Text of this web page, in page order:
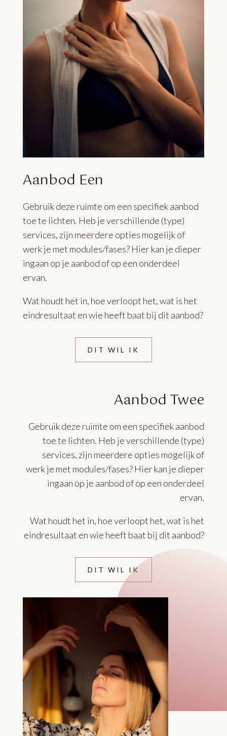
Aanbod Een
Gebruik deze ruimte om een specifiek aanbod
toe te lichten. Heb je verschillende (type)
services, zijn meerdere opties mogelijk of
werk je met modules/fases? Hier kan je dieper
ingaan op je aanbod of op een onderdeel
ervan.
Wat houdt het in, hoe verloopt het, wat is het
eindresultaat en wie heeft baat bij dit aanbod?
DIT WIL IK
Aanbod Twee
Gebruik deze ruimte om een specifiek aanbod
toe te lichten. Heb je verschillende (type)
services, zijn meerdere opties mogelijk of
werk je met modules/fases? Hier kan je dieper
ingaan op je aanbod of op een onderdeel
ervan.
Wat houdt het in, hoe verloopt het, wat is het
eindresultaat en wie heeft baat bij dit aanbod?
DIT WIL IK